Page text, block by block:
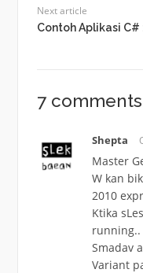
Next article
Contoh Aplikasi C#
7 comments
Shepta
Master
W kan
2010
Ktika
running..
Smadav
Variant